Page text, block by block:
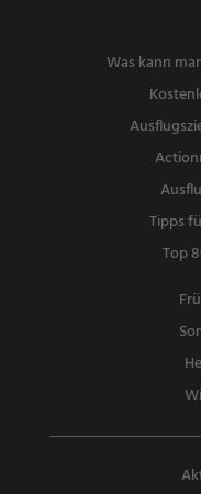
Was kann
Tipps
Top